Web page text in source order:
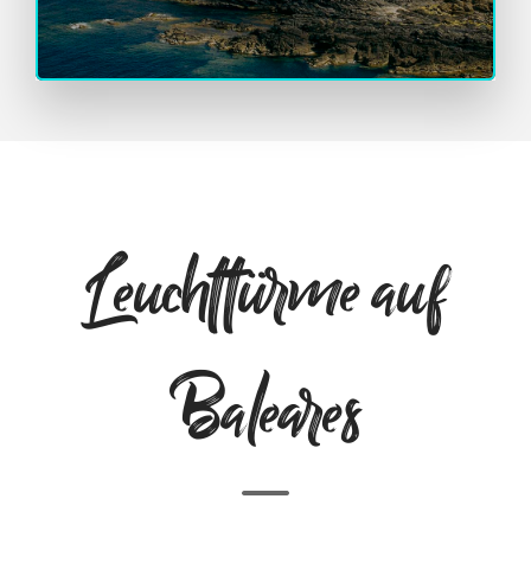
Leuchttürme auf
Baleares